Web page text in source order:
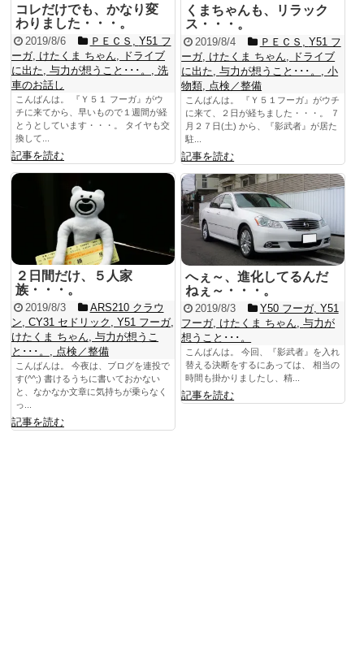
コレだけでも、かなり変
わりました・・・。
2019/8/6 ＰＥＣＳ
Y51 フ
ーガ, けたくま ちゃん
ドライブ
に出た 与力が想うこと･･･。
洗
車のお話し
こんばんは。 『Ｙ５１ フーガ』がウ
チに来てから、早いもので１週間が経
とうとしています・・・。 タイヤも交
換して...
記事を読む
くまちゃんも、リラック
ス・・・。
2019/8/4 ＰＥＣＳ
Y51 フ
ーガ, けたくま ちゃん
ドライブ
に出た ,与力が想うこと･･･。 ,小
物類
点検／整備
こんばんは。 『Ｙ５１フーガ』がウチ
に来て、２日が経ちました・・・。 ７
月２７日(土) から、『影武者』が居た
駐...
記事を読む
２日間だけ、５人家
族・・・。
2019/8/3
ARS210 クラウ
ン, CY31 セドリック , Y51 フーガ,
けたくま ちゃん, 与力が想うこ
と･･･。 , 点検／整備
こんばんは。 今夜は、ブログを連投で
す(^^;) 書けるうちに書いておかない
と、なかなか文章に気持ちが乗らなく
っ...
記事を読む
へぇ～、進化してるんだ
ねぇ～・・・。
2019/8/3 Y50 フーガ, Y51
フーガ, けたくま ちゃん,与力が
想うこと･･･。
こんばんは。 今回、『影武者』を入れ
替える決断をするにあっては、 相当の
時間も掛かりましたし、精...
記事を読む